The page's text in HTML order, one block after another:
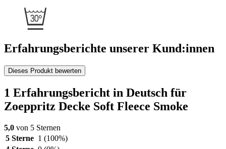
Erfahrungsberichte unserer Kund:innen
Dieses Produkt bewerten
1 Erfahrungsbericht in Deutsch für
Zoeppritz Decke Soft Fleece Smoke
5,0 von 5 Sternen
5 Sterne 1 (100%)